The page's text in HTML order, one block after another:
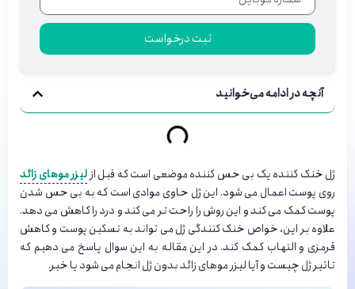
ثبت درخواست
آنچه در ادامه می‌خوانید
ژل خنک کننده یک بی حس کننده موضعی است که قبل ازلیزر موهای زائد
روی پوست اعمال می شود. این ژل حاوی موادی است که به بی حس شدن
پوست کمک می کند و این روش را راحت تر می کند و درد را کاهش می دهد.
علاوه بر این، خواص خنک کنندگی ژل می تواند به تسکین پوست و کاهش
قرمزی و التهاب کمک کند. در این مقاله به این سوال پاسخ می دهیم که
تاثیر ژل چیست و آیا لیزر موهای زائد بدون ژل انجام می شود یا خیر.